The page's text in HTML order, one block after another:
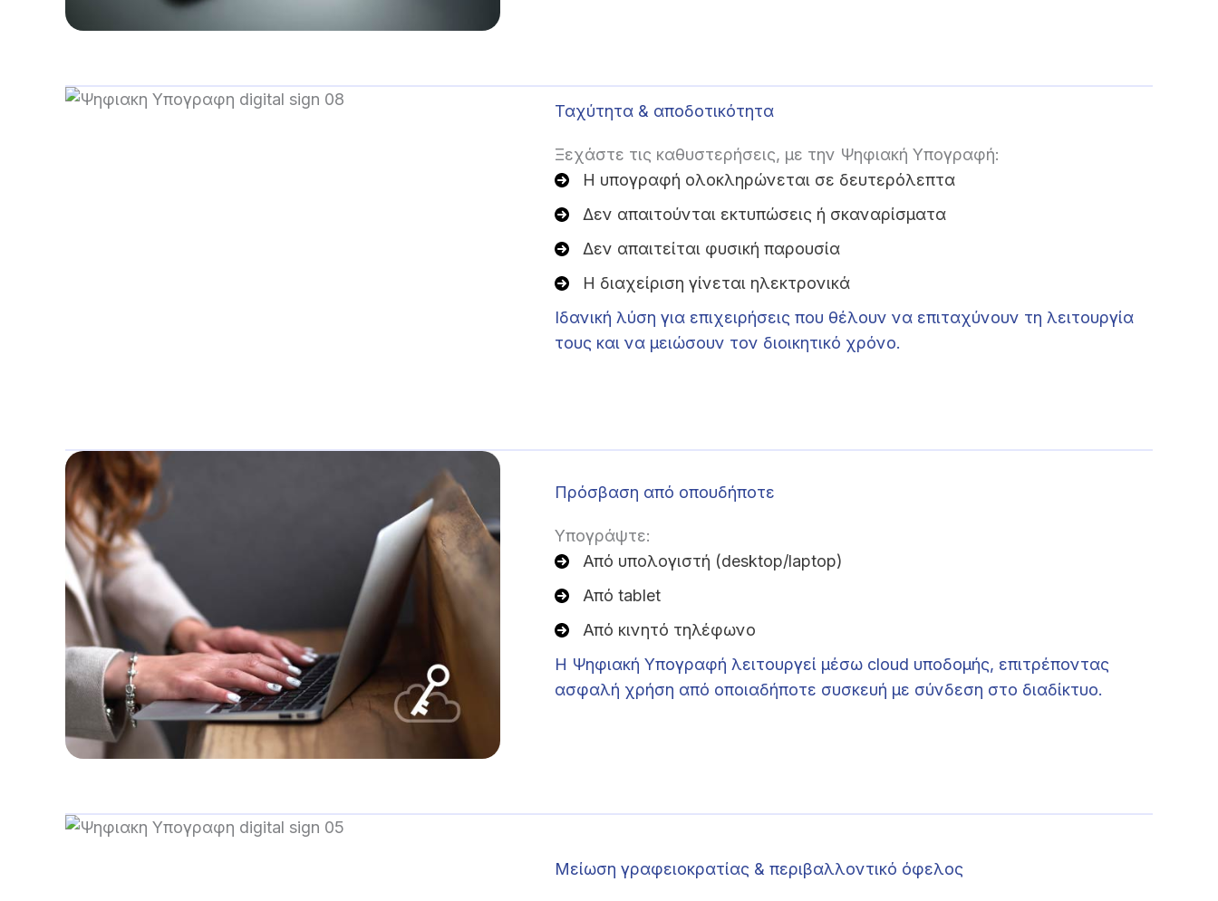
Ταχύτητα & αποδοτικότητα
Ξεχάστε τις καθυστερήσεις, με την Ψηφιακή Υπογραφή:
Η υπογραφή ολοκληρώνεται σε δευτερόλεπτα
Δεν απαιτούνται εκτυπώσεις ή σκαναρίσματα
Δεν απαιτείται φυσική παρουσία
Η διαχείριση γίνεται ηλεκτρονικά
Ιδανική λύση για επιχειρήσεις που θέλουν να επιταχύνουν τη λειτουργία
τους και να μειώσουν τον διοικητικό χρόνο.
Πρόσβαση από οπουδήποτε
Υπογράψτε:
Από υπολογιστή (desktop/laptop)
Από tablet
Από κινητό τηλέφωνο
Η Ψηφιακή Υπογραφή λειτουργεί μέσω cloud υποδομής, επιτρέποντας
ασφαλή χρήση από οποιαδήποτε συσκευή με σύνδεση στο διαδίκτυο.
Μείωση γραφειοκρατίας & περιβαλλοντικό όφελος